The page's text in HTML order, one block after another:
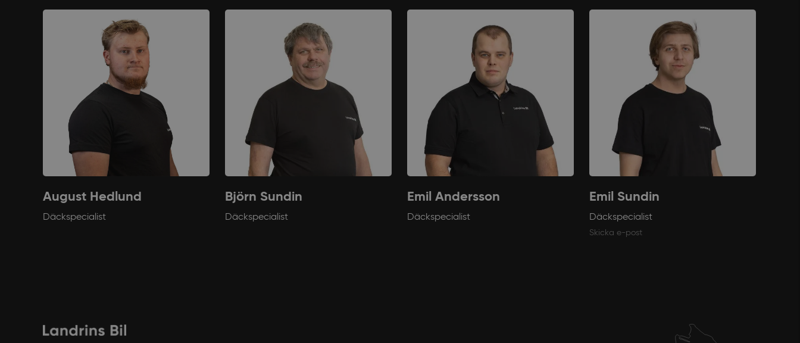
August Hedlund
Däckspecialist
Björn Sundin
Däckspecialist
Emil Andersson
Däckspecialist
Emil Sundin
Däckspecialist
Skicka e-post